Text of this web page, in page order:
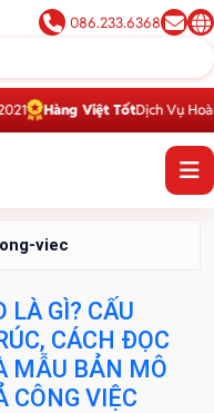
086.233.6368
Hàng Việt TốtDịch Vụ Hoàn
viec
LÀ GÌ? CẤU
CÁCH ĐỌC
MẪU BẢN MÔ
CÔNG VIỆC